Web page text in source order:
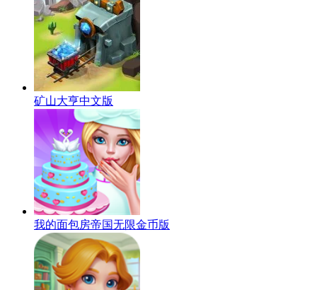
矿山大亨中文版
我的面包房帝国无限金币版